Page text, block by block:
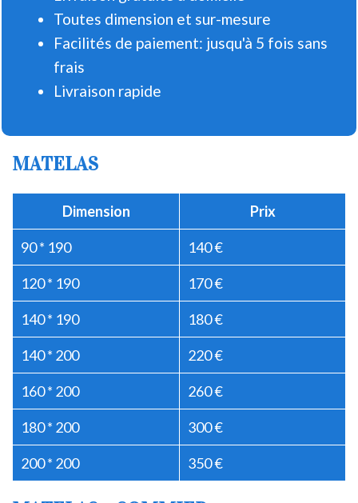
Toutes dimension et sur-mesure
Facilités de paiement: jusqu'à 5 fois sans
frais
Livraison rapide
MATELAS
Dimension Prix
90 * 190 140 €
120 * 190 170 €
140 * 190 180 €
140 * 200 220 €
160 * 200 260 €
180 * 200 300 €
200 * 200 350 €